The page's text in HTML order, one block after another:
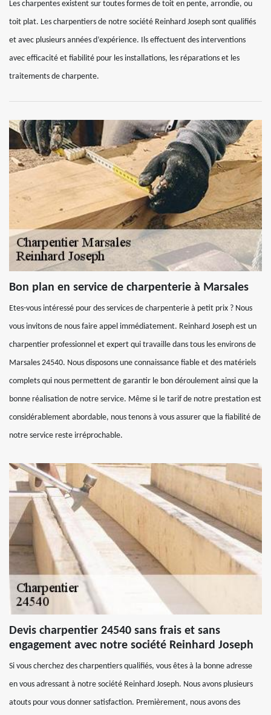
Les charpentes existent sur toutes formes de toit en pente, arrondie, ou
toit plat. Les charpentiers de notre société Reinhard Joseph sont qualifiés
et avec plusieurs années d’expérience. Ils effectuent des interventions
avec efficacité et fiabilité pour les installations, les réparations et les
traitements de charpente.
Bon plan en service de charpenterie à Marsales
Etes-vous intéressé pour des services de charpenterie à petit prix ? Nous
vous invitons de nous faire appel immédiatement. Reinhard Joseph est un
charpentier professionnel et expert qui travaille dans tous les environs de
Marsales 24540. Nous disposons une connaissance fiable et des matériels
complets qui nous permettent de garantir le bon déroulement ainsi que la
bonne réalisation de notre service. Même si le tarif de notre prestation est
considérablement abordable, nous tenons à vous assurer que la fiabilité de
notre service reste irréprochable.
Devis charpentier 24540 sans frais et sans
engagement avec notre société Reinhard Joseph
Si vous cherchez des charpentiers qualifiés, vous êtes à la bonne adresse
en vous adressant à notre société Reinhard Joseph. Nous avons plusieurs
atouts pour vous donner satisfaction. Premièrement, nous avons des